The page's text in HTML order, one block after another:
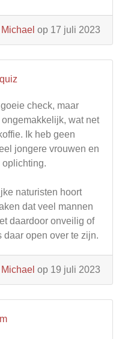
Michael op 17 juli 2023
check, maar
wat net
Ik heb geen
jongere vrouwen en
naturisten hoort
dat veel mannen
daardoor onveilig of
open over te zijn.
Michael op 19 juli 2023